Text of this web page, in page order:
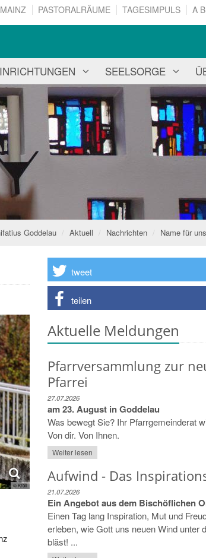
PASTORALRÄUME TAGESIMPULS A
SEELSORGE
Goddelau Aktuell Nachrichten Name für
© Kroll
tweet
teilen
Aktuelle Meldungen
Pfarrversammlung zur
Pfarrei
27.07.2026
am 23. August in Goddelau
Was bewegt Sie? Ihr Pfarrgemeinderat
Von dir. Von Ihnen.
Weiter lesen
Aufwind - Das
21.07.2026
Ein Angebot aus dem Bischöflichen
Einen Tag lang Inspiration, Mut und
erleben, wie Gott uns neuen Wind unter
bläst! ...